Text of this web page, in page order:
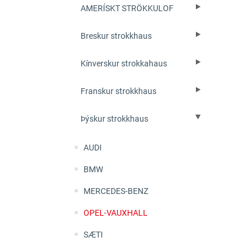
AMERÍSKT STRÖKKULOF
Breskur strokkhaus
Kínverskur strokkahaus
Franskur strokkhaus
Þýskur strokkhaus
AUDI
BMW
MERCEDES-BENZ
OPEL-VAUXHALL
SÆTI